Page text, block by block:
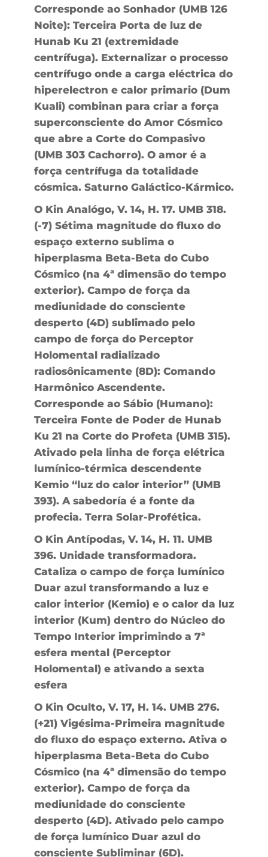
Corresponde ao Sonhador (UMB 126
Noite): Terceira Porta de luz de
Hunab Ku 21 (extremidade
centrífuga). Externalizar o processo
centrífugo onde a carga eléctrica do
hiperelectron e calor primario (Dum
Kuali) combinan para criar a força
superconsciente do Amor Cósmico
que abre a Corte do Compasivo
(UMB 303 Cachorro). O amor é a
força centrífuga da totalidade
cósmica. Saturno Galáctico-Kármico.
O Kin Analógo, V. 14, H. 17. UMB 318.
(-7) Sétima magnitude do fluxo do
espaço externo sublima o
hiperplasma Beta-Beta do Cubo
Cósmico (na 4ª dimensão do tempo
exterior). Campo de força da
mediunidade do consciente
desperto (4D) sublimado pelo
campo de força do Perceptor
Holomental radializado
radiosônicamente (8D): Comando
Harmônico Ascendente.
Corresponde ao Sábio (Humano):
Terceira Fonte de Poder de Hunab
Ku 21 na Corte do Profeta (UMB 315).
Ativado pela linha de força elétrica
lumínico-térmica descendente
Kemio “luz do calor interior” (UMB
393). A sabedoría é a fonte da
profecia. Terra Solar-Profética.
O Kin Antípodas, V. 14, H. 11. UMB
396. Unidade transformadora.
Cataliza o campo de força lumínico
Duar azul transformando a luz e
calor interior (Kemio) e o calor da luz
interior (Kum) dentro do Núcleo do
Tempo Interior imprimindo a 7ª
esfera mental (Perceptor
Holomental) e ativando a sexta
esfera
O Kin Oculto, V. 17, H. 14. UMB 276.
(+21) Vigésima-Primeira magnitude
do fluxo do espaço externo. Ativa o
hiperplasma Beta-Beta do Cubo
Cósmico (na 4ª dimensão do tempo
exterior). Campo de força da
mediunidade do consciente
desperto (4D). Ativado pelo campo
de força lumínico Duar azul do
consciente Subliminar (6D).